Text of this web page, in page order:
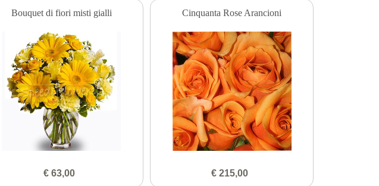
Bouquet di fiori misti gialli
€ 63,00
Cinquanta Rose Arancioni
€ 215,00